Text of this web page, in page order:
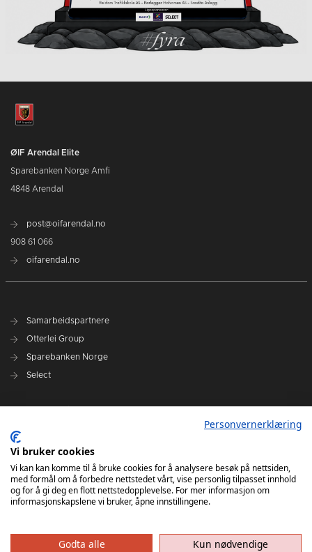
ØIF Arendal Elite
Sparebanken Norge Amfi
4848 Arendal
post@oifarendal.no
908 61 066
oifarendal.no
Samarbeidspartnere
Otterlei Group
Sparebanken Norge
Select
Spillerstall
Administrasjon
Styret
Personvernerklæring
Vi bruker cookies
Vi kan kan komme til å bruke cookies for å analysere besøk på nettsiden,
med formål om å forbedre nettstedet vårt, vise personlig tilpasset innhold
og for å gi deg en flott nettstedopplevelse. For mer informasjon om
informasjonskapslene vi bruker, åpne innstillingene.
Godta alle Kun nødvendige